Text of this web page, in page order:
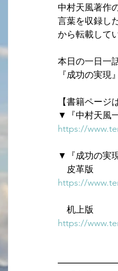
中村天風著作
言葉を収録し
から転載して
本日の一日一
『成功の実現
【書籍ページ
▼『中村天風
https://
▼『成功の実現
皮革版
https://
机上版
https://